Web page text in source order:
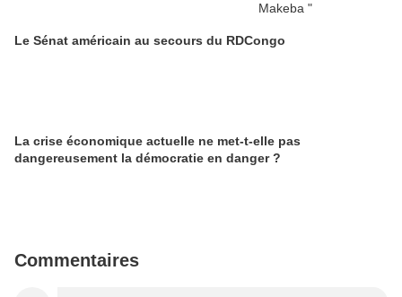
Le Sénat américain au secours du RDCongo
La crise économique actuelle ne met-t-elle pas
dangereusement la démocratie en danger ?
Commentaires